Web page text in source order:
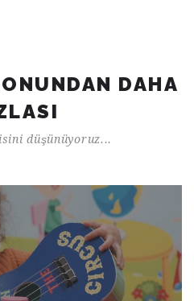
DAHA
düşünüyoruz...